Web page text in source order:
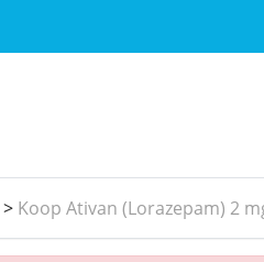
> Koop Ativan (Lorazepam) 2